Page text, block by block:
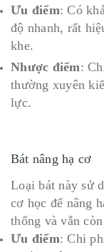
Ưu điểm: Có
độ nhanh, rất
khe.
Nhược điểm:
thường xuyên
lực.
Bát nâng hạ cơ
Loại bát này sử
cơ học để nâng
thống và vẫn
Ưu điểm: Chi